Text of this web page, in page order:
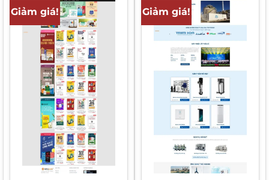
Giảm giá! Giảm giá!